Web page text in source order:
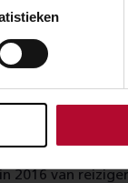
door de
de
2016 van